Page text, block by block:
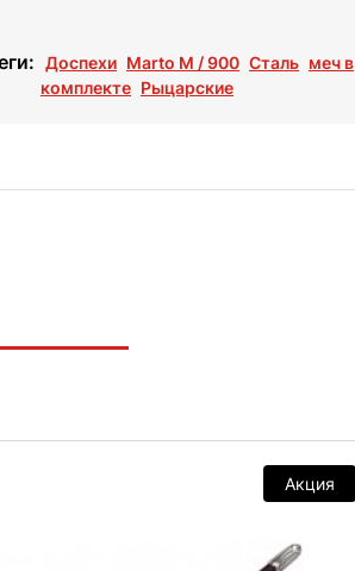
Доспехи Marto M / 900 Cталь меч в
комплекте Рыцарские
Акция